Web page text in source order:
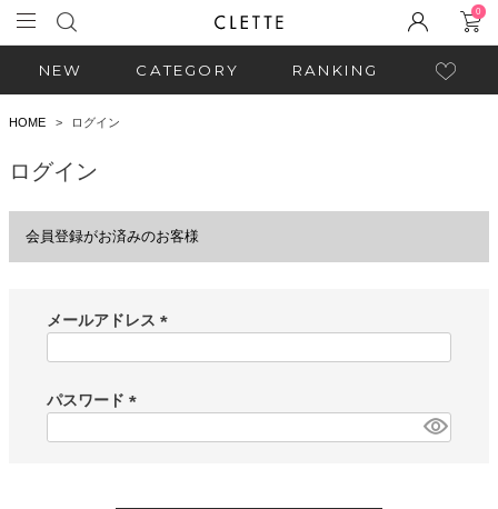
0
NEW CATEGORY RANKING
HOME ログイン
ログイン
会員登録がお済みのお客様
メールアドレス
)
パスワード